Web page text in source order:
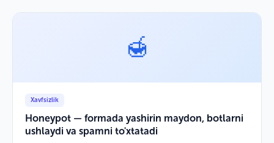
🍯
Xavfsizlik
Honeypot — formada yashirin maydon, botlarni
ushlaydi va spamni to'xtatadi